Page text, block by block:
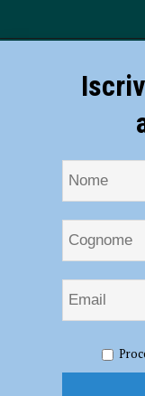
l’emergenza smog,
aggiuntive su